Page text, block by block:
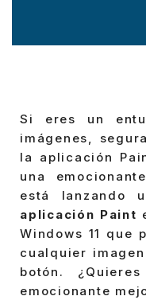
Si eres un
imágenes,
la aplicación
una
está lanzando
aplicación Paint
Windows 11 que
cualquier
botón.
emocionante